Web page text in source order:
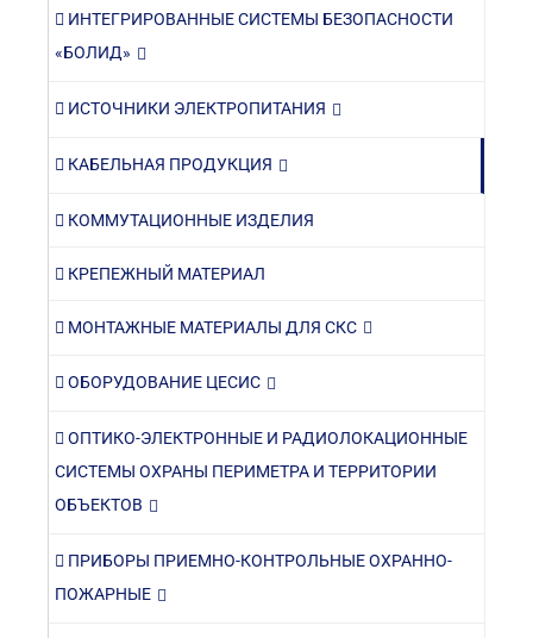
ИНТЕГРИРОВАННЫЕ СИСТЕМЫ БЕЗОПАСНОСТИ
«БОЛИД»
ИСТОЧНИКИ ЭЛЕКТРОПИТАНИЯ
КАБЕЛЬНАЯ ПРОДУКЦИЯ
КОММУТАЦИОННЫЕ ИЗДЕЛИЯ
КРЕПЕЖНЫЙ МАТЕРИАЛ
МОНТАЖНЫЕ МАТЕРИАЛЫ ДЛЯ СКС
ОБОРУДОВАНИЕ ЦЕСИС
ОПТИКО-ЭЛЕКТРОННЫЕ И РАДИОЛОКАЦИОННЫЕ
СИСТЕМЫ ОХРАНЫ ПЕРИМЕТРА И ТЕРРИТОРИИ
ОБЪЕКТОВ
ПРИБОРЫ ПРИЕМНО-КОНТРОЛЬНЫЕ ОХРАННО-
ПОЖАРНЫЕ